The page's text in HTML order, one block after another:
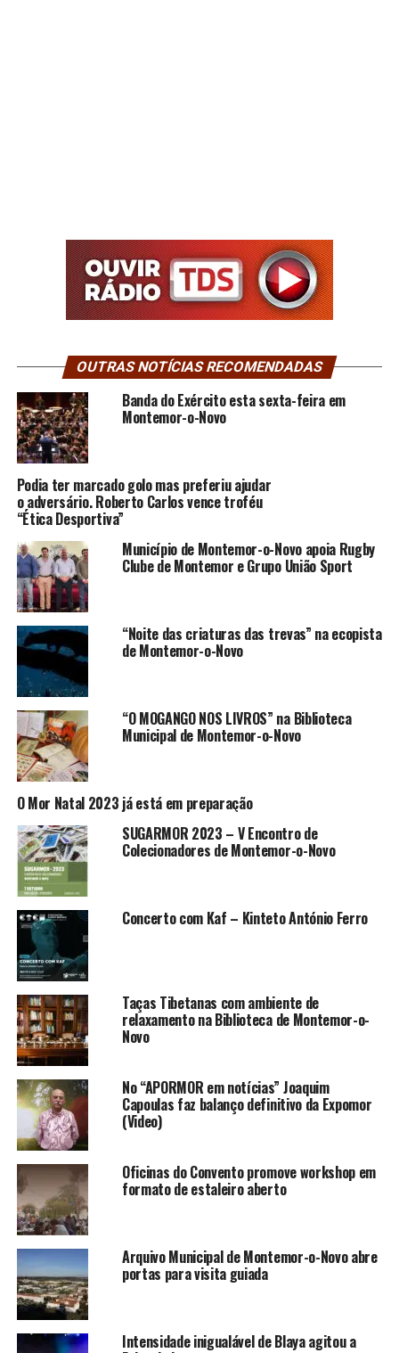
OUTRAS NOTÍCIAS RECOMENDADAS
Banda do Exército esta sexta-feira em
Montemor-o-Novo
Podia ter marcado golo mas preferiu ajudar
o adversário. Roberto Carlos vence troféu
“Ética Desportiva”
Município de Montemor-o-Novo apoia Rugby
Clube de Montemor e Grupo União Sport
“Noite das criaturas das trevas” na ecopista
de Montemor-o-Novo
“O MOGANGO NOS LIVROS” na Biblioteca
Municipal de Montemor-o-Novo
O Mor Natal 2023 já está em preparação
SUGARMOR 2023 – V Encontro de
Colecionadores de Montemor-o-Novo
Concerto com Kaf – Kinteto António Ferro
Taças Tibetanas com ambiente de
relaxamento na Biblioteca de Montemor-o-
Novo
No “APORMOR em notícias” Joaquim
Capoulas faz balanço definitivo da Expomor
(Video)
Oficinas do Convento promove workshop em
formato de estaleiro aberto
Arquivo Municipal de Montemor-o-Novo abre
portas para visita guiada
Intensidade inigualável de Blaya agitou a